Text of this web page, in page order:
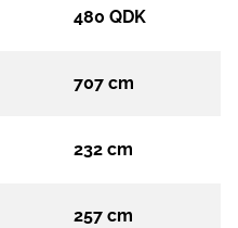
480 QDK
707 cm
232 cm
257 cm